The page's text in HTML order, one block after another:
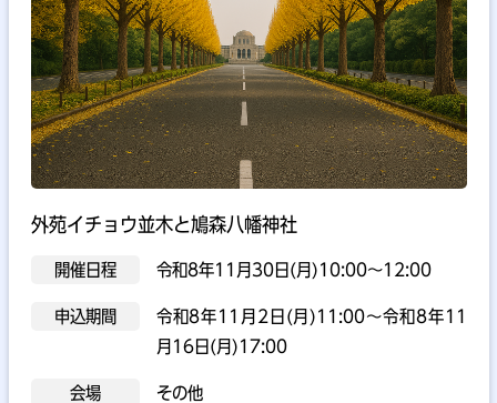
外苑イチョウ並木と鳩森八幡神社
開催日程 令和8年11月30日(月)10:00～12:00
申込期間
令和8年11月2日(月)11:00～令和8年11
月16日(月)17:00
会場 その他